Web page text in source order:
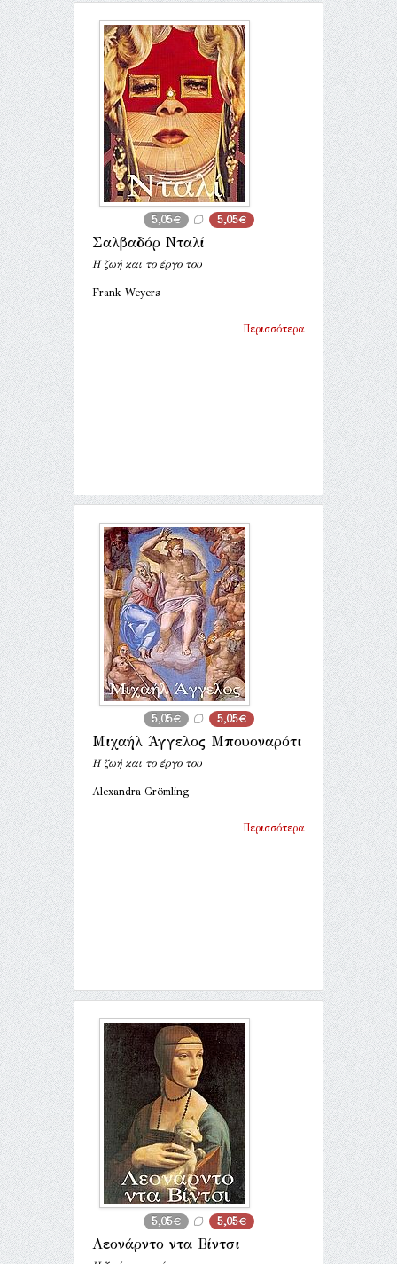
5,05€ 5,05€
Σαλβαδόρ Νταλί
Η ζωή και το έργο του
Frank Weyers
Περισσότερα
5,05€ 5,05€
Μιχαήλ Άγγελος Μπουοναρότι
Η ζωή και το έργο του
Alexandra Grömling
Περισσότερα
5,05€ 5,05€
Λεονάρντο ντα Βίντσι